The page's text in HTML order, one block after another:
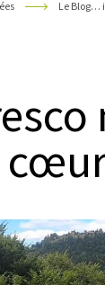
Le Blog…